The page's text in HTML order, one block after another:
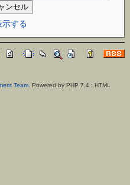
示する
Team. Powered by PHP 7.4 : HTML